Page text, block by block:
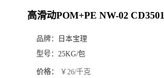
高滑动POM+PE NW-02 CD3501
品牌：
日本宝理
型号： 25KG/包
价格： ￥26/千克